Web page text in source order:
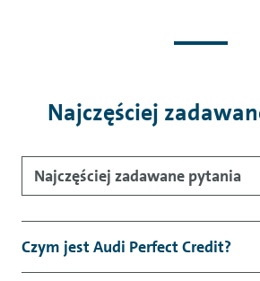
Najczęściej
Najczęściej zadawane pytania
Czym jest Audi Perfect Credit?